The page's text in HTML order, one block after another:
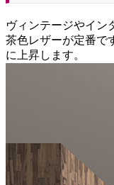
ヴィンテージやイン
茶色レザーが定番で
に上昇します。